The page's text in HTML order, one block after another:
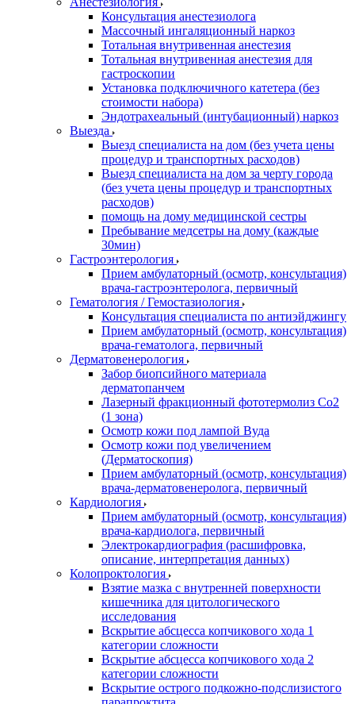
Консультация анестезиолога
Массочный ингаляционный наркоз
Тотальная внутривенная анестезия
Тотальная внутривенная анестезия для
гастроскопии
Установка подключичного катетера (без
стоимости набора)
Эндотрахеальный (интубационный) наркоз
Выезда
Выезд специалиста на дом (без учета цены
процедур и транспортных расходов)
Выезд специалиста на дом за черту города
(без учета цены процедур и транспортных
расходов)
помощь на дому медицинской сестры
Пребывание медсетры на дому (каждые
30мин)
Гастроэнтерология
Прием амбулаторный (осмотр, консультация)
врача-гастроэнтеролога, первичный
Гематология / Гемостазиология
Консультация специалиста по антиэйджингу
Прием амбулаторный (осмотр, консультация)
врача-гематолога, первичный
Дерматовенерология
Забор биопсийного материала
дерматопанчем
Лазерный фракционный фототермолиз Со2
(1 зона)
Осмотр кожи под лампой Вуда
Осмотр кожи под увеличением
(Дерматоскопия)
Прием амбулаторный (осмотр, консультация)
врача-дерматовенеролога, первичный
Кардиология
Прием амбулаторный (осмотр, консультация)
врача-кардиолога, первичный
Электрокардиография (расшифровка,
описание, интерпретация данных)
Колопроктология
Взятие мазка с внутренней поверхности
кишечника для цитологического
исследования
Вскрытие абсцесса копчикового хода 1
категории сложности
Вскрытие абсцесса копчикового хода 2
категории сложности
Вскрытие острого подкожно-подслизистого